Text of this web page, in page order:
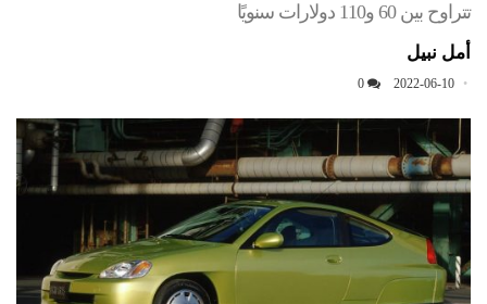
تتراوح بين 60 و110 دولارات سنويًا
أمل نبيل
2022-06-10
0